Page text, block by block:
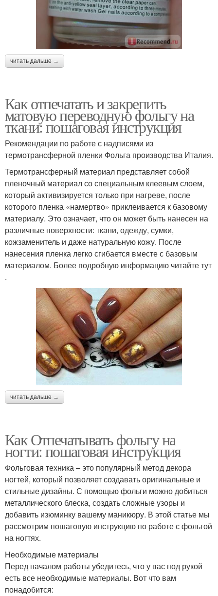
читать дальше →
Как отпечатать и закрепить
матовую переводную фольгу на
ткани: пошаговая инструкция
Рекомендации по работе с надписями из
термотрансферной пленки Фольга производства Италия.
Термотрансферный материал представляет собой
пленочный материал со специальным клеевым слоем,
который активизируется только при нагреве, после
которого пленка «намертво» приклеивается к базовому
материалу. Это означает, что он может быть нанесен на
различные поверхности: ткани, одежду, сумки,
кожзаменитель и даже натуральную кожу. После
нанесения пленка легко сгибается вместе с базовым
материалом. Более подробную информацию читайте тут
.
читать дальше →
Как Отпечатывать фольгу на
ногти: пошаговая инструкция
Фольговая техника – это популярный метод декора
ногтей, который позволяет создавать оригинальные и
стильные дизайны. С помощью фольги можно добиться
металлического блеска, создать сложные узоры и
добавить изюминку вашему маникюру. В этой статье мы
рассмотрим пошаговую инструкцию по работе с фольгой
на ногтях.
Необходимые материалы
Перед началом работы убедитесь, что у вас под рукой
есть все необходимые материалы. Вот что вам
понадобится: